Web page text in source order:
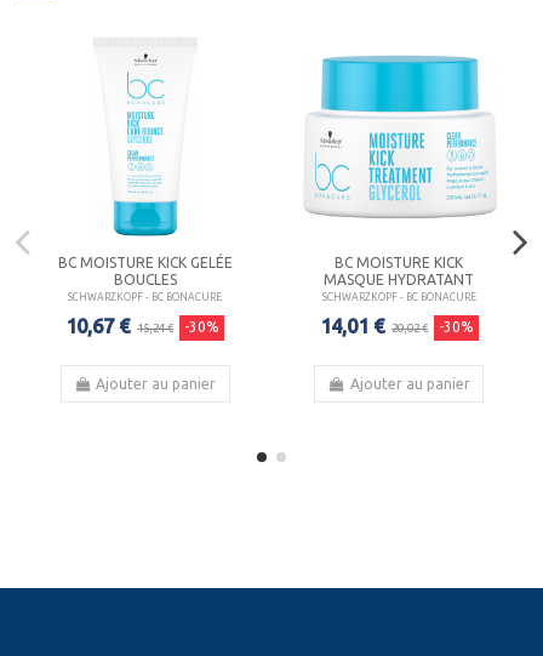
BC MOISTURE KICK GELÉE
BOUCLES
SCHWARZKOPF - BC BONACURE
10,67 € 15,24 € -30%
Ajouter au panier
BC MOISTURE KICK
MASQUE HYDRATANT
SCHWARZKOPF - BC BONACURE
14,01 € 20,02 € -30%
Ajouter au panier